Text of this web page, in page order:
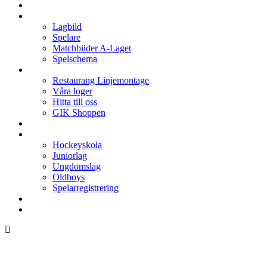
Lagbild
Spelare
Matchbilder A-Laget
Spelschema
Restaurang Linjemontage
Våra loger
Hitta till oss
GIK Shoppen
Hockeyskola
Juniorlag
Ungdomslag
Oldboys
Spelarregistrering